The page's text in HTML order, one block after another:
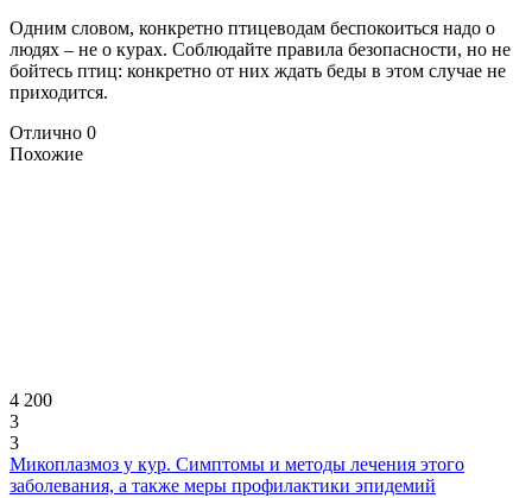
Одним словом, конкретно птицеводам беспокоиться надо о
людях – не о курах. Соблюдайте правила безопасности, но не
бойтесь птиц: конкретно от них ждать беды в этом случае не
приходится.
Отлично 0
Похожие
4 200
3
3
Микоплазмоз у кур. Симптомы и методы лечения этого
заболевания, а также меры профилактики эпидемий